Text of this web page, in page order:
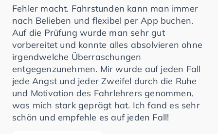
Fehler macht. Fahrstunden kann man immer
nach Belieben und flexibel per App buchen.
Auf die Prüfung wurde man sehr gut
vorbereitet und konnte alles absolvieren ohne
irgendwelche Überraschungen
entgegenzunehmen. Mir wurde auf jeden Fall
jede Angst und jeder Zweifel durch die Ruhe
und Motivation des Fahrlehrers genommen,
was mich stark geprägt hat. Ich fand es sehr
schön und empfehle es auf jeden Fall!